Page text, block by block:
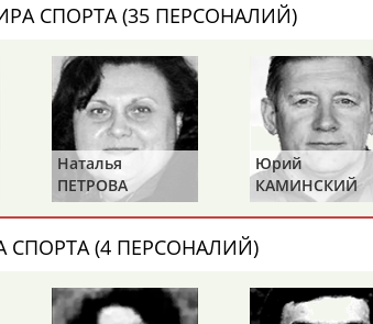
РЕКЛАМА
Адресов в
СПОРТА (35 ПЕРСОНАЛИЙ)
Наталья
ПЕТРОВА
Юрий
КАМИНСКИЙ
СПОРТА (4 ПЕРСОНАЛИЙ)